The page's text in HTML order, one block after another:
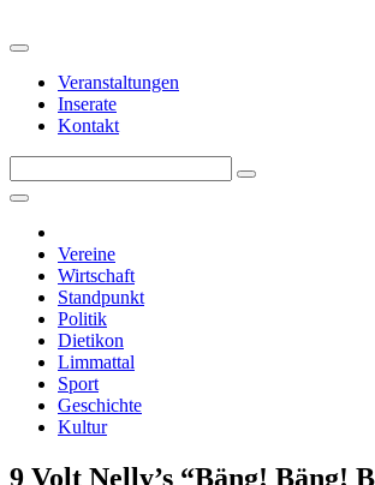
Veranstaltungen
Inserate
Kontakt
Vereine
Wirtschaft
Standpunkt
Politik
Dietikon
Limmattal
Sport
Geschichte
Kultur
9 Volt Nelly’s “Bäng! Bäng!